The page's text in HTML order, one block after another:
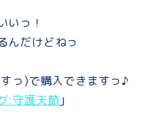
いっ！
んだけどねっ
っ)で購入できますっ♪
:守護天節 」